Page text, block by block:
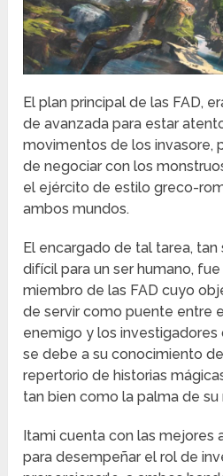
El plan principal de las FAD,
de avanzada para estar
movimentos de los invasore,
de negociar con los
el ejército de estilo greco-
ambos mundos.
El encargado de tal tarea,
difícil para un ser humano,
miembro de las FAD cuyo
de servir como puente entre
enemigo y los
se debe a su conocimiento
repertorio de historias
tan bien como la palma de su
Itami cuenta con las mejores
para desempeñar el rol de